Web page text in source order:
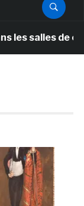
de classe des